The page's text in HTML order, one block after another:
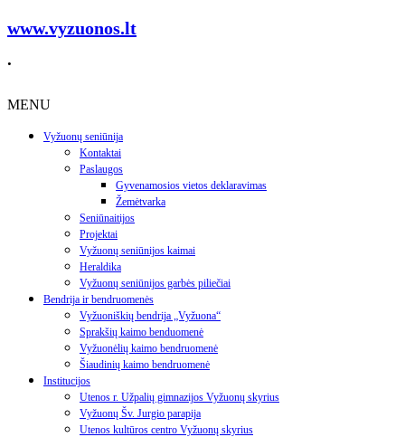
www.vyzuonos.lt
.
MENU
Vyžuonų seniūnija
Kontaktai
Paslaugos
Gyvenamosios vietos deklaravimas
Žemėtvarka
Seniūnaitijos
Projektai
Vyžuonų seniūnijos kaimai
Heraldika
Vyžuonų seniūnijos garbės piliečiai
Bendrija ir bendruomenės
Vyžuoniškių bendrija „Vyžuona“
Sprakšių kaimo benduomenė
Vyžuonėlių kaimo bendruomenė
Šiaudinių kaimo bendruomenė
Institucijos
Utenos r. Užpalių gimnazijos Vyžuonų skyrius
Vyžuonų Šv. Jurgio parapija
Utenos kultūros centro Vyžuonų skyrius